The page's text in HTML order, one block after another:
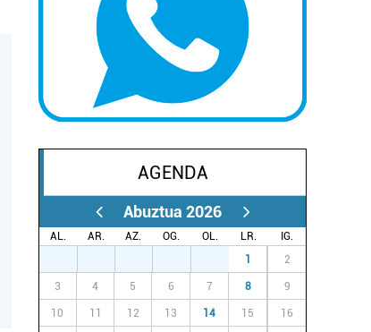
AGENDA
Abuztua 2026
AL. AR. AZ. OG. OL. LR.
IG.
1 2
3 4 5 6 7 8 9
10 11 12 13 14 15 16